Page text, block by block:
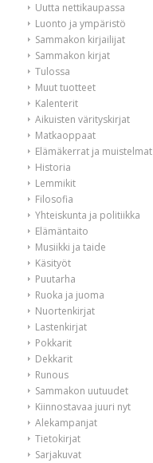
Uutta nettikaupassa
Luonto ja ympäristö
Sammakon kirjailijat
Sammakon kirjat
Tulossa
Muut tuotteet
Kalenterit
Aikuisten värityskirjat
Matkaoppaat
Elämäkerrat ja muistelmat
Historia
Lemmikit
Filosofia
Yhteiskunta ja politiikka
Elämäntaito
Musiikki ja taide
Käsityöt
Puutarha
Ruoka ja juoma
Nuortenkirjat
Lastenkirjat
Pokkarit
Dekkarit
Runous
Sammakon uutuudet
Kiinnostavaa juuri nyt
Alekampanjat
Tietokirjat
Sarjakuvat